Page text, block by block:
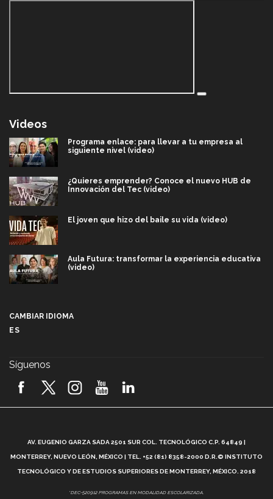
Videos
Programa enlace: para llevar a tu empresa al
siguiente nivel (video)
¿Quieres emprender? Conoce el nuevo HUB de
Innovación del Tec (video)
El joven que hizo del baile su vida (video)
Aula Futura: transformar la experiencia educativa
(video)
2026! (video)
¿Cómo es el Modelo Educativo Tec? (video)
Vida Tec: Feminismo e Inteligencia Artificial, Paola
CAMBIAR IDIOMA
ES
Síguenos
AV. EUGENIO GARZA SADA 2501 SUR COL. TECNOLÓGICO C.P. 64849 |
MONTERREY, NUEVO LEÓN, MÉXICO | TEL. +52 (81) 8358-2000 D.R.© INSTITUTO
TECNOLÓGICO Y DE ESTUDIOS SUPERIORES DE MONTERREY, MÉXICO. 2018
*DEC-520912 PROGRAMAS EN MODALIDAD ESCOLARIZADA.